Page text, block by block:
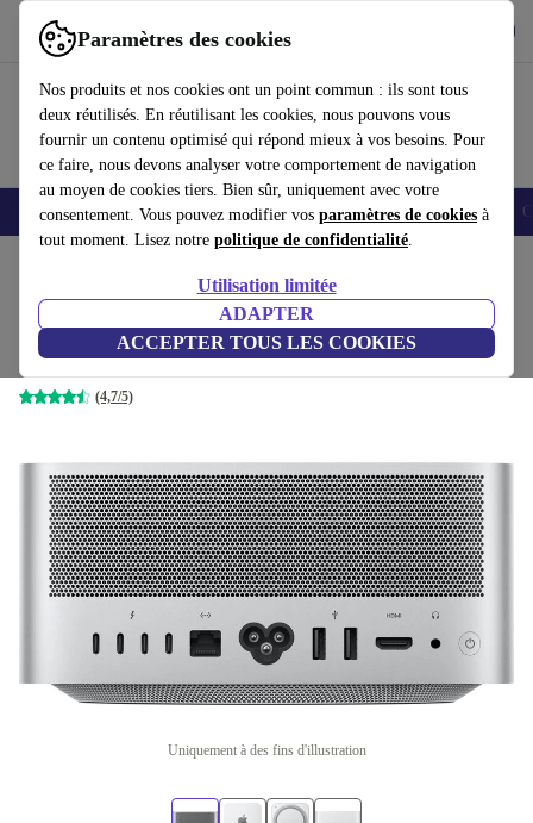
Paramètres des cookies
Nos produits et nos cookies ont un point commun : ils sont tous
deux réutilisés. En réutilisant les cookies, nous pouvons vous
fournir un contenu optimisé qui répond mieux à vos besoins. Pour
ce faire, nous devons analyser votre comportement de navigation
au moyen de cookies tiers. Bien sûr, uniquement avec votre
consentement. Vous pouvez modifier vos paramètres de cookies à
tout moment. Lisez notre politique de confidentialité.
Utilisation limitée
ADAPTER
ACCEPTER TOUS LES COOKIES
Utilisez refurbed rapidement et facilement
Smartphones Laptops Tablettes Montres connectées Accessoires
Apple Mac Studio 2022 M1 Max
32-Core GPU | 64 GB | 2 TB SSD
(4,7/5)
Uniquement à des fins d'illustration